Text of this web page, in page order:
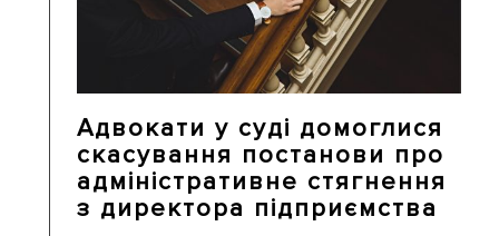
Адвокати у суді домоглися
скасування постанови про
адміністративне стягнення
з директора підприємства